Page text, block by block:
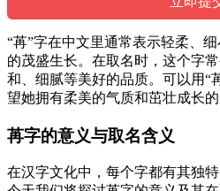
“苒”字在中文里通常表示轻柔、
的茂盛生长。在取名时，这个字
和、细腻等美好的品质。可以用“
望她拥有柔美的气质和茁壮成长的
苒字的意义与取名含义
在汉字文化中，每个字都有其独